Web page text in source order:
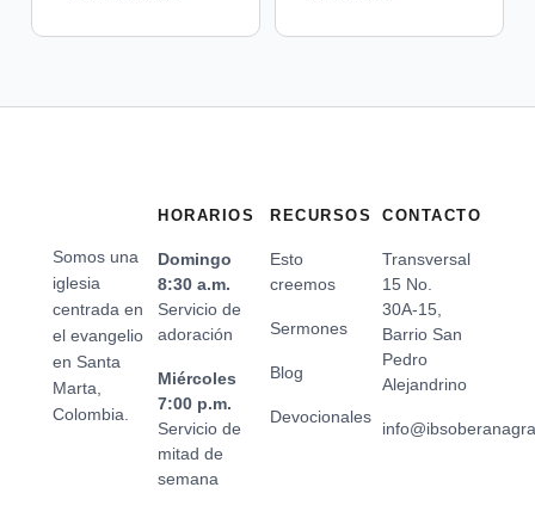
Somos una
iglesia
centrada en
el evangelio
en Santa
Marta,
Colombia.
HORARIOS
Domingo
8:30 a.m.
Servicio de
adoración
Miércoles
7:00 p.m.
Servicio de
mitad de
semana
RECURSOS
Esto
creemos
Sermones
Blog
Devocionales
CONTACTO
Transversal
15 No.
30A-15,
Barrio San
Pedro
Alejandrino